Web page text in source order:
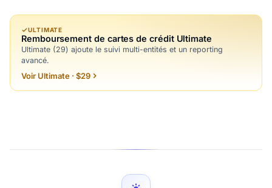
ULTIMATE
Remboursement de cartes de crédit Ultimate
Ultimate (29) ajoute le suivi multi-entités et un reporting
avancé.
Voir Ultimate · $29